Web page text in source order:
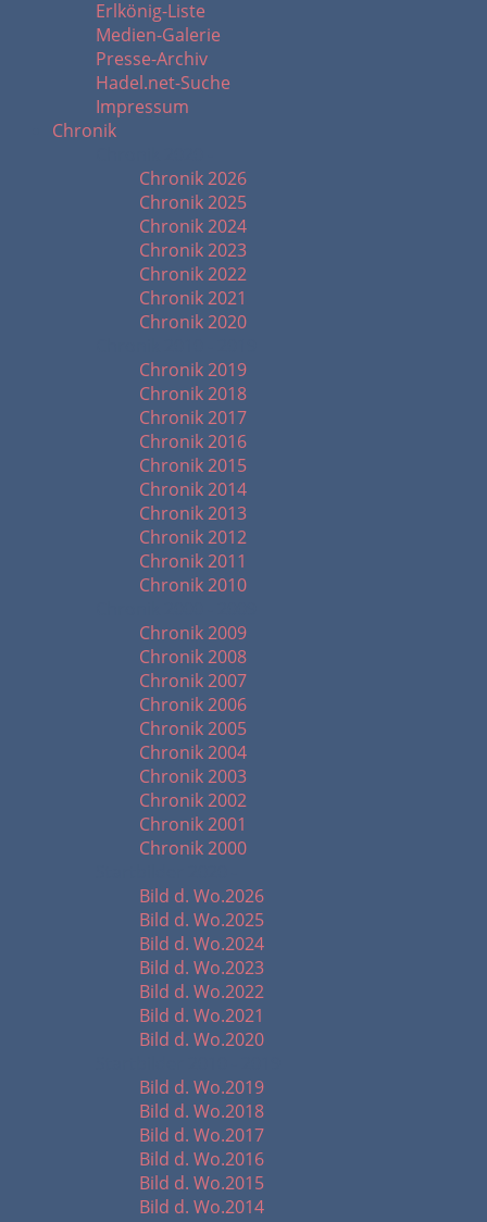
Erlkönig-Liste
Medien-Galerie
Presse-Archiv
Hadel.net-Suche
Impressum
Chronik
Chronik 2026
Chronik 2025
Chronik 2024
Chronik 2023
Chronik 2022
Chronik 2021
Chronik 2020
Chronik 2019
Chronik 2018
Chronik 2017
Chronik 2016
Chronik 2015
Chronik 2014
Chronik 2013
Chronik 2012
Chronik 2011
Chronik 2010
Chronik 2009
Chronik 2008
Chronik 2007
Chronik 2006
Chronik 2005
Chronik 2004
Chronik 2003
Chronik 2002
Chronik 2001
Chronik 2000
Bild d. Wo.2026
Bild d. Wo.2025
Bild d. Wo.2024
Bild d. Wo.2023
Bild d. Wo.2022
Bild d. Wo.2021
Bild d. Wo.2020
Bild d. Wo.2019
Bild d. Wo.2018
Bild d. Wo.2017
Bild d. Wo.2016
Bild d. Wo.2015
Bild d. Wo.2014